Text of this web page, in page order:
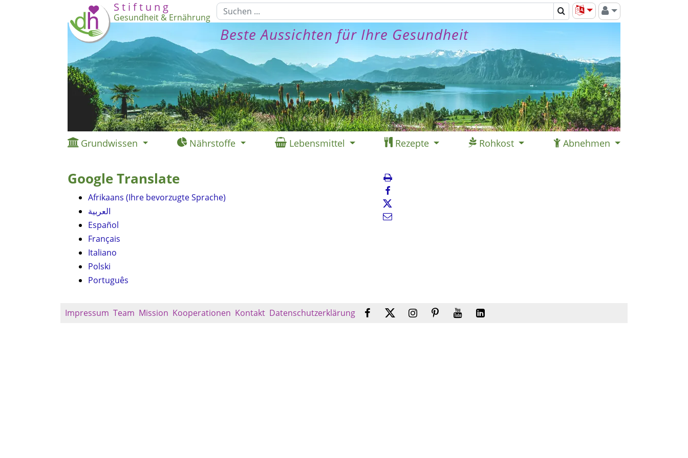
S t i f t u n g
Gesundheit & Ernährung
Beste Aussichten für Ihre Gesundheit
Grundwissen Nährstoffe Lebensmittel Rezepte Rohkost Abnehmen
Google Translate
Afrikaans (Ihre bevorzugte Sprache)
العربية
Español
Français
Italiano
Polski
Português
Impressum Team Mission Kooperationen Kontakt Datenschutzerklärung